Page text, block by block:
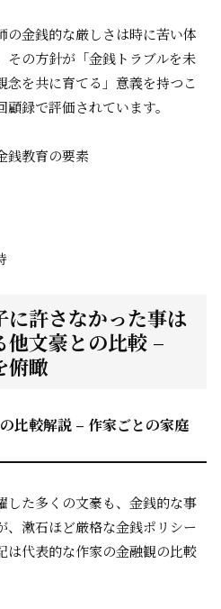
の金銭的な厳しさは時に苦い体
その方針が「金銭トラブルを未
を共に育てる」意義を持つこ
録で評価されています。
銭教育の要素
に許さなかった事は
他文豪との比較 –
俯瞰
比較解説 – 作家ごとの家庭
した多くの文豪も、金銭的な事
、漱石ほど厳格な金銭ポリシー
は代表的な作家の金融観の比較